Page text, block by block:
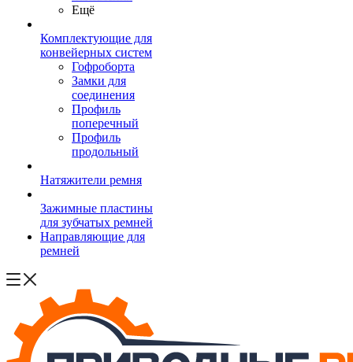
Ещё
Комплектующие для
конвейерных систем
Гофроборта
Замки для
соединения
Профиль
поперечный
Профиль
продольный
Натяжители ремня
Зажимные пластины
для зубчатых ремней
Направляющие для
ремней